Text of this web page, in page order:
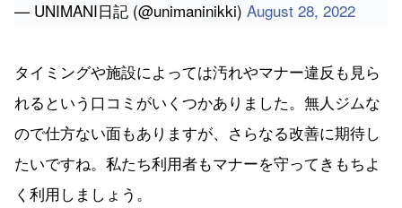
タイミングや施設によっては汚れやマナー違反も見ら
れるという口コミがいくつかありました。無人ジムな
ので仕方ない面もありますが、さらなる改善に期待し
たいですね。私たち利用者もマナーを守ってきもちよ
く利用しましょう。